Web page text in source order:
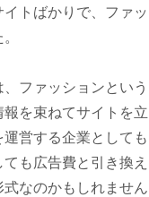
イトばかりで、ファ
、ファッションとい
を束ねてサイトを立
運営する企業として
ても広告費と引き換
なのかもしれません